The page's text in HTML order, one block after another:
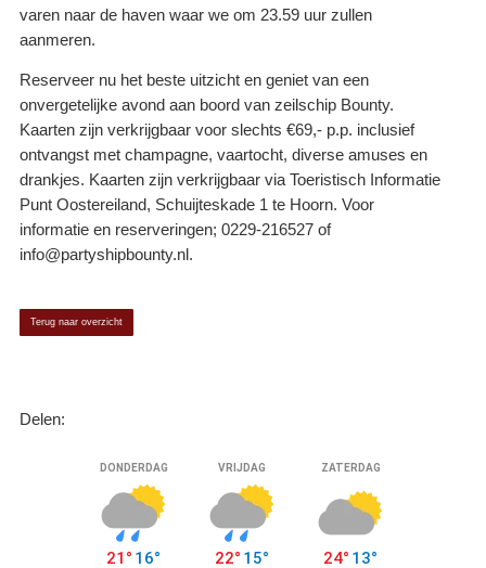
varen naar de haven waar we om 23.59 uur zullen
aanmeren.
Reserveer nu het beste uitzicht en geniet van een
onvergetelijke avond aan boord van zeilschip Bounty.
Kaarten zijn verkrijgbaar voor slechts €69,- p.p. inclusief
ontvangst met champagne, vaartocht, diverse amuses en
drankjes. Kaarten zijn verkrijgbaar via Toeristisch Informatie
Punt Oostereiland, Schuijteskade 1 te Hoorn. Voor
informatie en reserveringen; 0229-216527 of
info@partyshipbounty.nl.
Terug naar overzicht
Delen: